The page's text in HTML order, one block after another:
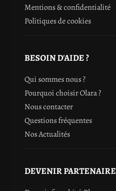
Mentions & confidentialité
Politiques de cookies
BESOIN D'AIDE ?
Qui sommes nous ?
Pourquoi choisir Olara ?
Nous contacter
Questions fréquentes
Nos Actualités
DEVENIR PARTENAIRE